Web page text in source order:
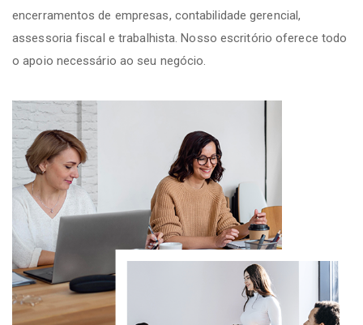
encerramentos de empresas, contabilidade gerencial,
assessoria fiscal e trabalhista. Nosso escritório oferece todo
o apoio necessário ao seu negócio.